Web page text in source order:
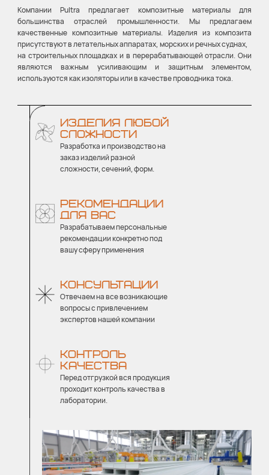
Компании Pultra предлагает композитные материалы для
большинства отраслей промышленности. Мы предлагаем
качественные композитные материалы. Изделия из композита
присутствуют в летательных аппаратах, морских и речных суднах,
на строительных площадках и в перерабатывающей отрасли. Они
являются важным усиливающим и защитным элементом,
используются как изоляторы или в качестве проводника тока.
ИЗДЕЛИЯ ЛЮБОЙ
СЛОЖНОСТИ
Разработка и производство на
заказ изделий разной
сложности, сечений, форм.
РЕКОМЕНДАЦИИ
ДЛЯ ВАС
Разрабатываем персональные
рекомендации конкретно под
вашу сферу применения
КОНСУЛЬТАЦИИ
Отвечаем на все возникающие
вопросы с привлечением
экспертов нашей компании
КОНТРОЛЬ
КАЧЕСТВА
Перед отгрузкой вся продукция
проходит контроль качества в
лаборатории.